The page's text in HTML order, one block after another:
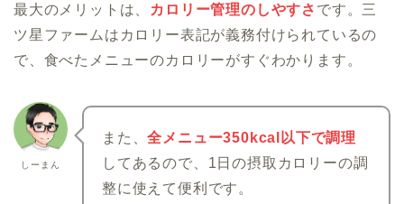
最大のメリットは、 カロリー管理のしやすさ です。三
ツ星ファームはカロリー表記が義務付けられているの
で、食べたメニューのカロリーがすぐわかります。
しーまん
また、全メニュー350kcal以下で調理
してあるので、1日の摂取カロリーの調
整に使えて便利です。